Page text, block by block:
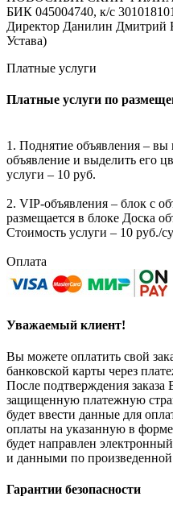
БИК 045004740, к/с
Директор Данилин Дмитрий
Устава)
Платные услуги
Платные услуги по
1. Поднятие объявления – вы
объявление и выделить его
услуги – 10 руб.
2. VIP-объявления – блок с
размещается в блоке Доска
Стоимость услуги – 10 руб./
Оплата
Уважаемый клиент!
Вы можете оплатить свой
банковской карты через
После подтверждения заказа
защищенную платежную
будет ввести данные для
оплаты на указанную в
будет направлен
и данными по произведенной
Гарантии безопасности